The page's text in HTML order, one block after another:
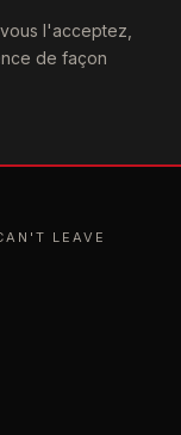
l'acceptez,
de façon
LEAVE